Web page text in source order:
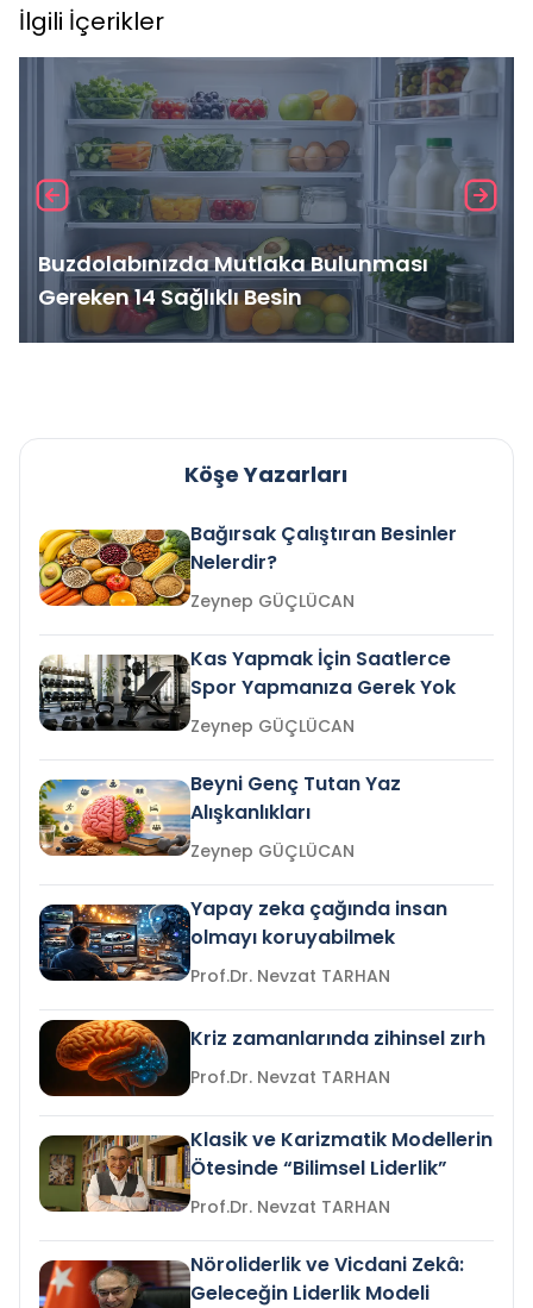
İlgili İçerikler
Buzdolabınızda Mutlaka Bulunması
Gereken 14 Sağlıklı Besin
Köşe Yazarları
Bağırsak Çalıştıran Besinler
Nelerdir?
Zeynep GÜÇLÜCAN
Kas Yapmak İçin Saatlerce
Spor Yapmanıza Gerek Yok
Zeynep GÜÇLÜCAN
Beyni Genç Tutan Yaz
Alışkanlıkları
Zeynep GÜÇLÜCAN
Yapay zeka çağında insan
olmayı koruyabilmek
Prof.Dr. Nevzat TARHAN
Kriz zamanlarında zihinsel zırh
Prof.Dr. Nevzat TARHAN
Klasik ve Karizmatik Modellerin
Ötesinde “Bilimsel Liderlik”
Prof.Dr. Nevzat TARHAN
Nöroliderlik ve Vicdani Zekâ:
Geleceğin Liderlik Modeli